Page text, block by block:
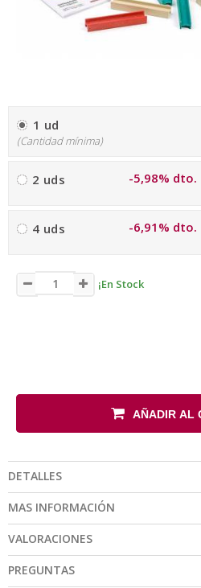
1 ud
(Cantidad mínima)
2 uds -5,98% dto.
4 uds -6,91% dto.
¡En Stock
AÑADIR AL
DETALLES
MAS INFORMACIÓN
VALORACIONES
PREGUNTAS